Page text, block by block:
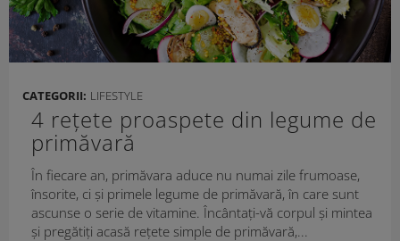
CATEGORII: LIFESTYLE
4 rețete proaspete din legume de
primăvară
În fiecare an, primăvara aduce nu numai zile frumoase,
însorite, ci și primele legume de primăvară, în care sunt
ascunse o serie de vitamine. Încântați-vă corpul și mintea
și pregătiți acasă rețete simple de primăvară,...